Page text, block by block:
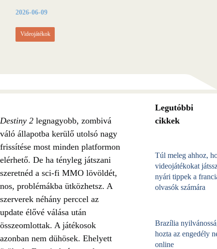
2026-06-09
Videojátékok
Destiny 2 legnagyobb, zombivá
váló állapotba kerülő utolsó nagy
frissítése most minden platformon
elérhető. De ha tényleg játszani
szeretnéd a sci-fi MMO lövöldét,
nos, problémákba ütközhetsz. A
szerverek néhány perccel az
update élővé válása után
összeomlottak. A játékosok
azonban nem dühösek. Ehelyett
Legutóbbi
cikkek
Túl meleg ahhoz,
videojátékokat
nyári tippek a
olvasók számára
Brazília
hozta az engedély
online